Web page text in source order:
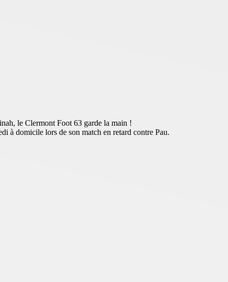
le Clermont Foot 63 garde la main !
à domicile lors de son match en retard contre Pau.